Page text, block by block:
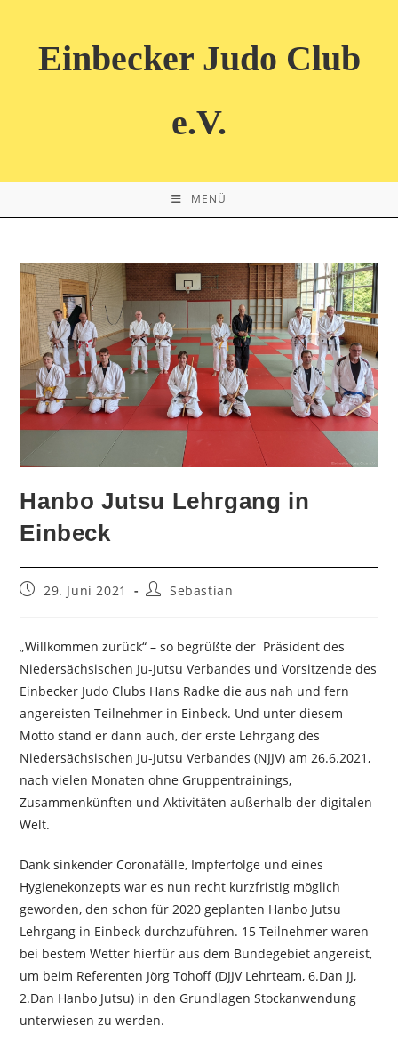
springenEinbecker Judo Club
e.V.
MENÜ
Hanbo Jutsu Lehrgang in
Einbeck
Beitrag29. Juni 2021
Beitrags-
Sebastian
„Willkommen zurück“ – so begrüßte der Präsident des
Niedersächsischen Ju-Jutsu Verbandes und Vorsitzende des
Einbecker Judo Clubs Hans Radke die aus nah und fern
angereisten Teilnehmer in Einbeck. Und unter diesem
Motto stand er dann auch, der erste Lehrgang des
Niedersächsischen Ju-Jutsu Verbandes (NJJV) am 26.6.2021,
nach vielen Monaten ohne Gruppentrainings,
Zusammenkünften und Aktivitäten außerhalb der digitalen
Welt.
Dank sinkender Coronafälle, Impferfolge und eines
Hygienekonzepts war es nun recht kurzfristig möglich
geworden, den schon für 2020 geplanten Hanbo Jutsu
Lehrgang in Einbeck durchzuführen. 15 Teilnehmer waren
bei bestem Wetter hierfür aus dem Bundegebiet angereist,
um beim Referenten Jörg Tohoff (DJJV Lehrteam, 6.Dan JJ,
2.Dan Hanbo Jutsu) in den Grundlagen Stockanwendung
unterwiesen zu werden.